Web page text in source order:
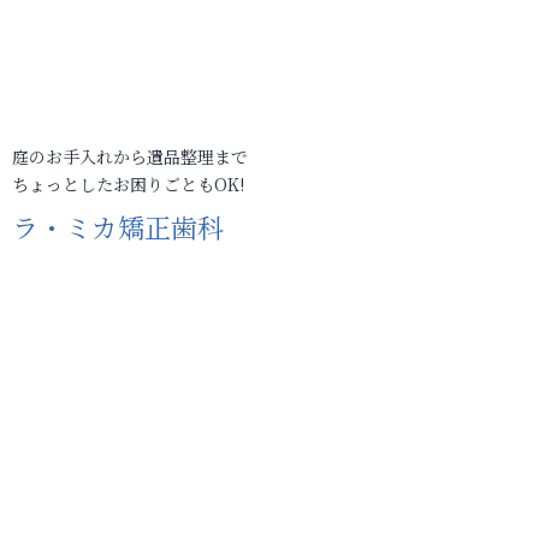
庭のお手入れから遺品整理まで
ちょっとしたお困りごともOK!
ラ・ミカ矯正歯科